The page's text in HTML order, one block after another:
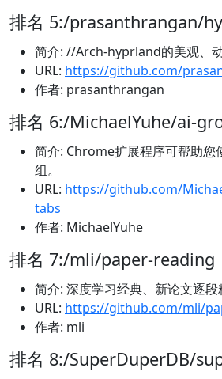
排名 5:/prasanthrangan/
简介: //Arch-hyprland的美观、
URL: https://github.com/
作者: prasanthrangan
排名 6:/MichaelYuhe/ai-
简介: Chrome扩展程序可帮助您
组。
URL: https://github.com/
tabs
作者: MichaelYuhe
排名 7:/mli/paper-reading
简介: 深度学习经典、新论文逐段
URL: https://github.com/mli/
作者: mli
排名 8:/SuperDuperDB/